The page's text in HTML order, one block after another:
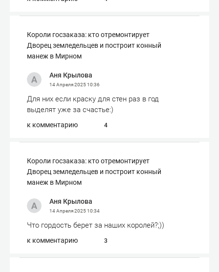
Короли госзаказа: кто отремонтирует
Дворец земледельцев и построит конный
манеж в Мирном
Аня Крылова
14 Апреля 202510:36
Для них если краску для стен раз в год
выделят уже за счастье:)
к комментарию 4
Короли госзаказа: кто отремонтирует
Дворец земледельцев и построит конный
манеж в Мирном
Аня Крылова
14 Апреля 202510:34
Что гордость берет за наших королей?;))
к комментарию 3